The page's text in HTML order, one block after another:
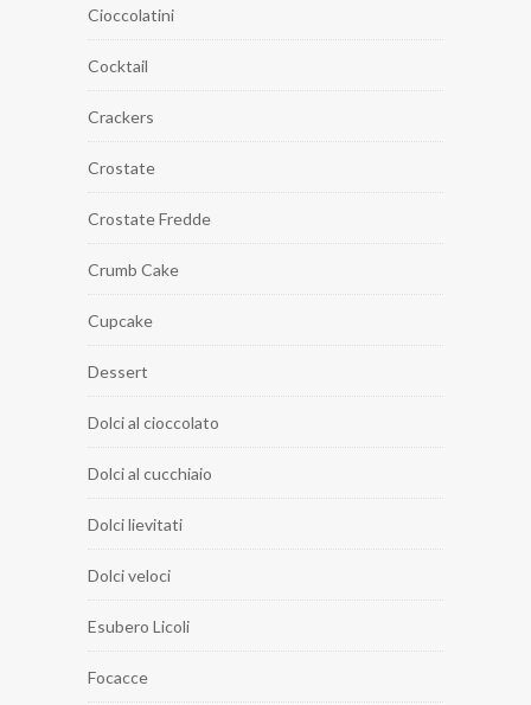
Cioccolatini
Cocktail
Crackers
Crostate
Crostate Fredde
Crumb Cake
Cupcake
Dessert
Dolci al cioccolato
Dolci al cucchiaio
Dolci lievitati
Dolci veloci
Esubero Licoli
Focacce